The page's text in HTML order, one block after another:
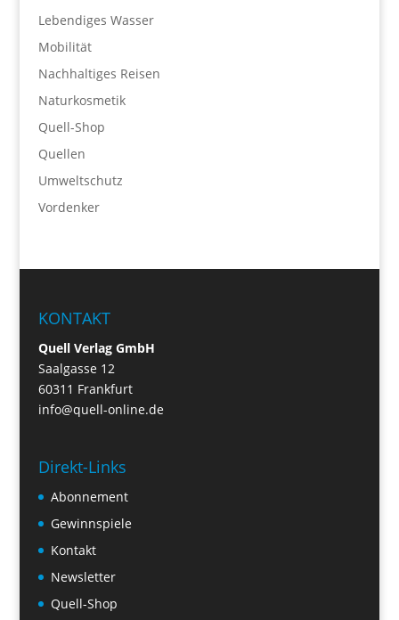
Lebendiges Wasser
Mobilität
Nachhaltiges Reisen
Naturkosmetik
Quell-Shop
Quellen
Umweltschutz
Vordenker
KONTAKT
Quell Verlag GmbH
Saalgasse 12
60311 Frankfurt
info@quell-online.de
Direkt-Links
Abonnement
Gewinnspiele
Kontakt
Newsletter
Quell-Shop